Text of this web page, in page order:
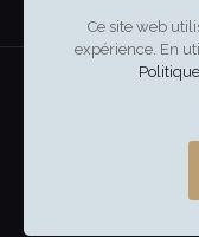
Ce site web
expérience. En